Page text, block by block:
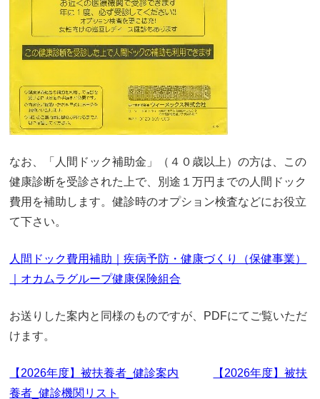
なお、「人間ドック補助金」（４０歳以上）の方は、この
健康診断を受診された上で、別途１万円までの人間ドック
費用を補助します。健診時のオプション検査などにお役立
て下さい。
人間ドック費用補助｜疾病予防・健康づくり（保健事業）
｜オカムラグループ健康保険組合
お送りした案内と同様のものですが、PDFにてご覧いただ
けます。
【2026年度】被扶養者_健診案内
【2026年度】被扶
養者_健診機関リスト